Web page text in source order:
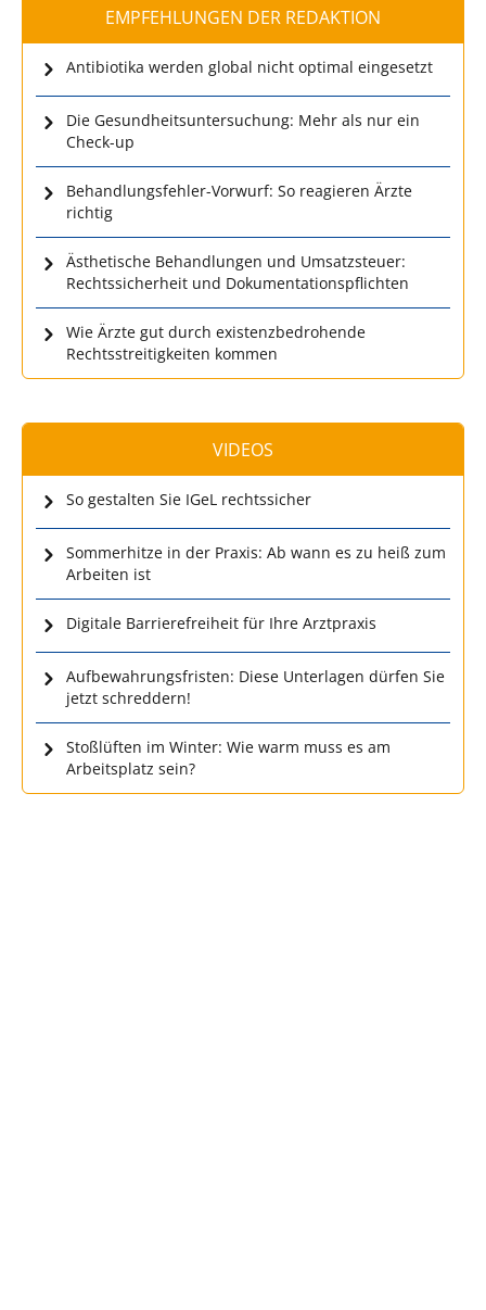
EMPFEHLUNGEN DER REDAKTION
Antibiotika werden global nicht optimal eingesetzt
Die Gesundheitsuntersuchung: Mehr als nur ein
Check-up
Behandlungsfehler-Vorwurf: So reagieren Ärzte
richtig
Ästhetische Behandlungen und Umsatzsteuer:
Rechtssicherheit und Dokumentationspflichten
Wie Ärzte gut durch existenzbedrohende
Rechtsstreitigkeiten kommen
VIDEOS
So gestalten Sie IGeL rechtssicher
Sommerhitze in der Praxis: Ab wann es zu heiß zum
Arbeiten ist
Digitale Barrierefreiheit für Ihre Arztpraxis
Aufbewahrungsfristen: Diese Unterlagen dürfen Sie
jetzt schreddern!
Stoßlüften im Winter: Wie warm muss es am
Arbeitsplatz sein?